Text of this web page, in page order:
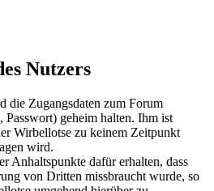
Nutzers
die Zugangsdaten zum Forum
Passwort) geheim halten. Ihm ist
Wirbellotse zu keinem Zeitpunkt
wird.
Anhaltspunkte dafür erhalten, dass
von Dritten missbraucht wurde, so